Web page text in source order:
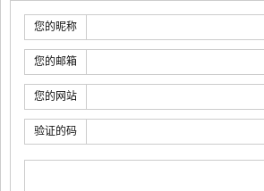
您的昵称
您的邮箱
您的网站
验证的码